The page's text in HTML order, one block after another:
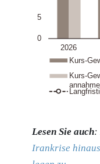
Lesen Sie auch:
Irankrise